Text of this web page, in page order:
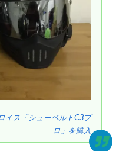
イス「シューベルトC3プ
ロ」を購入